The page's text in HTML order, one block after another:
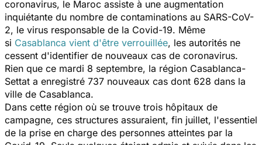
coronavirus, le Maroc assiste à une augmentation
inquiétante du nombre de contaminations au SARS-CoV-
2, le virus responsable de la Covid-19. Même
si Casablanca vient d'être verrouillée, les autorités ne
cessent d'identifier de nouveaux cas de coronavirus.
Rien que ce mardi 8 septembre, la région Casablanca-
Settat a enregistré 737 nouveaux cas dont 628 dans la
ville de Casablanca.
Dans cette région où se trouve trois hôpitaux de
campagne, ces structures assuraient, fin juillet, l'essentiel
de la prise en charge des personnes atteintes par la